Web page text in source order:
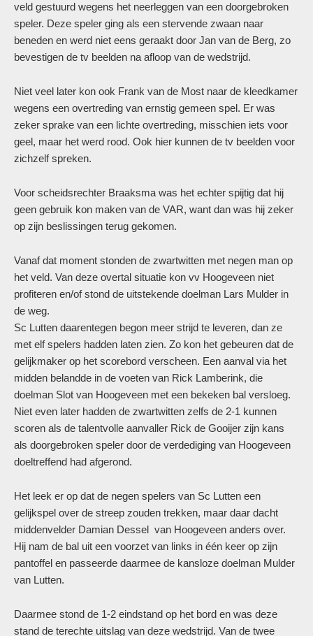
veld gestuurd wegens het neerleggen van een doorgebroken
speler. Deze speler ging als een stervende zwaan naar
beneden en werd niet eens geraakt door Jan van de Berg, zo
bevestigen de tv beelden na afloop van de wedstrijd.
Niet veel later kon ook Frank van de Most naar de kleedkamer
wegens een overtreding van ernstig gemeen spel. Er was
zeker sprake van een lichte overtreding, misschien iets voor
geel, maar het werd rood. Ook hier kunnen de tv beelden voor
zichzelf spreken.
Voor scheidsrechter Braaksma was het echter spijtig dat hij
geen gebruik kon maken van de VAR, want dan was hij zeker
op zijn beslissingen terug gekomen.
Vanaf dat moment stonden de zwartwitten met negen man op
het veld. Van deze overtal situatie kon vv Hoogeveen niet
profiteren en/of stond de uitstekende doelman Lars Mulder in
de weg.
Sc Lutten daarentegen begon meer strijd te leveren, dan ze
met elf spelers hadden laten zien. Zo kon het gebeuren dat de
gelijkmaker op het scorebord verscheen. Een aanval via het
midden belandde in de voeten van Rick Lamberink, die
doelman Slot van Hoogeveen met een bekeken bal versloeg.
Niet even later hadden de zwartwitten zelfs de 2-1 kunnen
scoren als de talentvolle aanvaller Rick de Gooijer zijn kans
als doorgebroken speler door de verdediging van Hoogeveen
doeltreffend had afgerond.
Het leek er op dat de negen spelers van Sc Lutten een
gelijkspel over de streep zouden trekken, maar daar dacht
middenvelder Damian Dessel van Hoogeveen anders over.
Hij nam de bal uit een voorzet van links in één keer op zijn
pantoffel en passeerde daarmee de kansloze doelman Mulder
van Lutten.
Daarmee stond de 1-2 eindstand op het bord en was deze
stand de terechte uitslag van deze wedstrijd. Van de twee